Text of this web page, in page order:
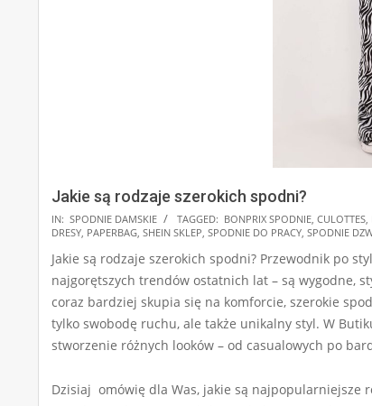
Jakie są rodzaje szerokich spodni?
2024-
11-
04
IN: SPODNIE DAMSKIE TAGGED: BONPRIX SPODNIE, CULOTTES,
DRESY, PAPERBAG, SHEIN SKLEP, SPODNIE DO PRACY, SPODNIE
Jakie są rodzaje szerokich spodni? Przewodnik po
najgorętszych trendów ostatnich lat – są wygodne,
coraz bardziej skupia się na komforcie, szerokie
tylko swobodę ruchu, ale także unikalny styl. W
stworzenie różnych looków – od casualowych po
Dzisiaj omówię dla Was, jakie są najpopularniejsze